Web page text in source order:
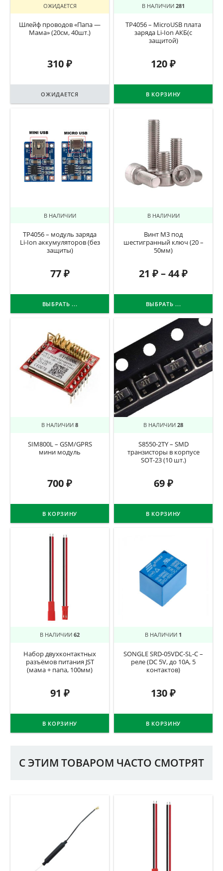
ОЖИДАЕТСЯ
Шлейф проводов «Папа —
Мама» (20см, 40шт.)
310₽
ОЖИДАЕТСЯ
В НАЛИЧИИ 281
TP4056 – MicroUSB плата
заряда Li-Ion АКБ(с
защитой)
120₽
В КОРЗИНУ
В НАЛИЧИИ
TP4056 – модуль заряда
Li-Ion аккумуляторов (без
защиты)
77₽
ВЫБРАТЬ ...
В НАЛИЧИИ
Винт М3 под
шестигранный ключ (20 –
50мм)
21 ₽–44₽
ВЫБРАТЬ ...
В НАЛИЧИИ 8
SIM800L – GSM/GPRS
мини модуль
700₽
В КОРЗИНУ
В НАЛИЧИИ 28
S8550-2TY – SMD
транзисторы в корпусе
SOT-23 (10 шт.)
69₽
В КОРЗИНУ
В НАЛИЧИИ 62
Набор двухконтактных
разъёмов питания JST
(мама + папа, 100мм)
91 ₽
В КОРЗИНУ
В НАЛИЧИИ 1
SONGLE SRD-05VDC-SL-C –
реле (DC 5V, до 10A, 5
контактов)
130₽
В КОРЗИНУ
С ЭТИМ ТОВАРОМ ЧАСТО СМОТРЯТ